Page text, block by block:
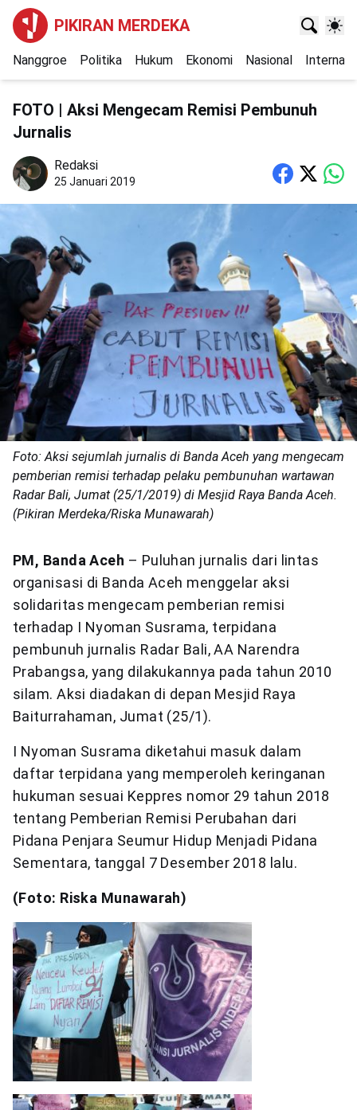
PIKIRAN MERDEKA
Nanggroe Politika Hukum Ekonomi Nasional
FOTO | Aksi Mengecam Remisi Pembunuh
Jurnalis
Redaksi
25 Januari 2019
Foto: Aksi sejumlah jurnalis di Banda Aceh yang mengecam
pemberian remisi terhadap pelaku pembunuhan wartawan
Radar Bali, Jumat (25/1/2019) di Mesjid Raya Banda Aceh.
(Pikiran Merdeka/Riska Munawarah)
PM, Banda Aceh – Puluhan jurnalis dari lintas
organisasi di Banda Aceh menggelar aksi
solidaritas mengecam pemberian remisi
terhadap I Nyoman Susrama, terpidana
pembunuh jurnalis Radar Bali, AA Narendra
Prabangsa, yang dilakukannya pada tahun 2010
silam. Aksi diadakan di depan Mesjid Raya
Baiturrahaman, Jumat (25/1).
I Nyoman Susrama diketahui masuk dalam
daftar terpidana yang memperoleh keringanan
hukuman sesuai Keppres nomor 29 tahun 2018
tentang Pemberian Remisi Perubahan dari
Pidana Penjara Seumur Hidup Menjadi Pidana
Sementara, tanggal 7 Desember 2018 lalu.
(Foto: Riska Munawarah)